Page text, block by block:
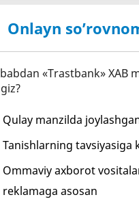
Onlayn
«Trastbank» XAB
Qulay manzilda
Tanishlarning tavsiyasiga
Ommaviy axborot
reklamaga asosan